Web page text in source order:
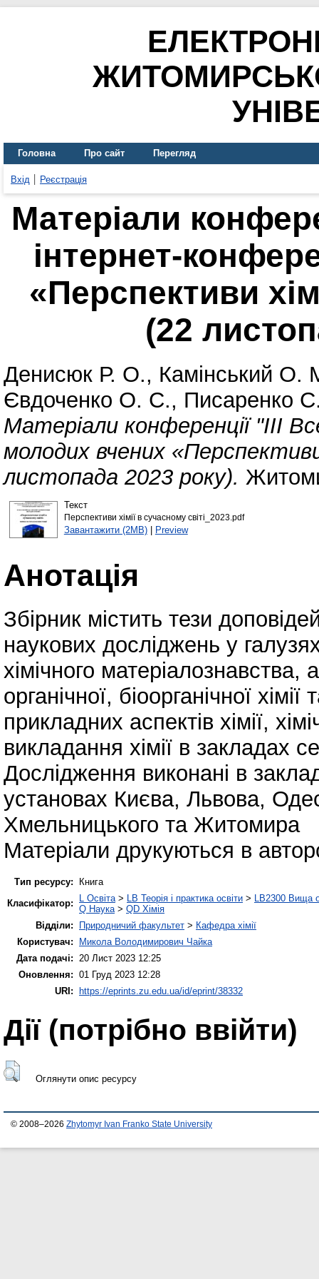
Головна Про сайт Перегляд
Вхід Реєстрація
Матеріали
інтернет-
«Перспективи
(22
Денисюк Р. О., Камінський О.
Євдоченко О. С., Писаренко
Матеріали конференції "ІІІ
молодих вчених
листопада 2023 року).
Текст
Перспективи хімії в сучасному світі_2023.pdf
Завантажити (2MB)| Preview
Анотація
Збірник містить тези
наукових досліджень у
хімічного матеріалознавства,
органічної, біоорганічної
прикладних аспектів хімії,
викладання хімії в закладах
Дослідження виконані в
установах Києва, Львова,
Хмельницького та Житомира
Матеріали друкуються в
Тип ресурсу:
Книга
Класифікатор:
L Освіта > LB Теорія і практика освіти > LB2300 Вища
Q Наука > QD Хімія
Відділи:
Природничий факультет > Кафедра хімії
Користувач:
Микола Володимирович Чайка
Дата подачі:
20 Лист 2023 12:25
Оновлення: 01 Груд 2023 12:28
URI: https://eprints.zu.edu.ua/id/eprint/38332
Дії ​​(потрібно ввійти)
Оглянути опис ресурсу
© 2008–2026 Zhytomyr Ivan Franko State University